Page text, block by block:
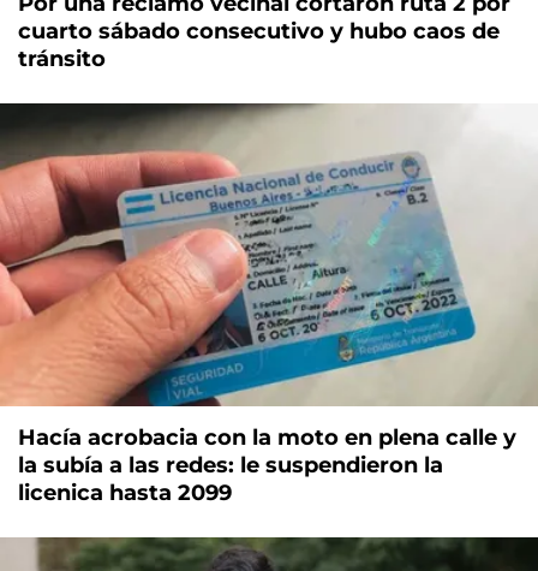
cuarto sábado consecutivo y hubo caos de
tránsito
Hacía acrobacia con la moto en plena calle y
la subía a las redes: le suspendieron la
licenica hasta 2099